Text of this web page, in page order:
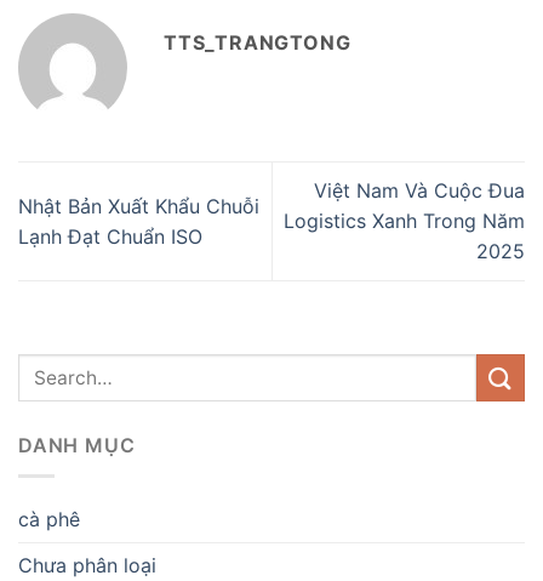
TTS_TRANGTONG
Nhật Bản Xuất Khẩu Chuỗi
Lạnh Đạt Chuẩn ISO
Việt Nam Và Cuộc Đua
Logistics Xanh Trong Năm
2025
DANH MỤC
cà phê
Chưa phân loại